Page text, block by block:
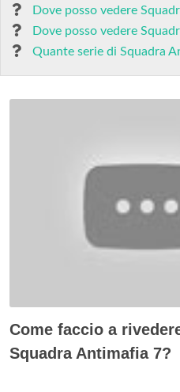
Dove posso vedere
Dove posso vedere
Quante serie di Squadra
Come faccio a
Squadra Antimafia 7?